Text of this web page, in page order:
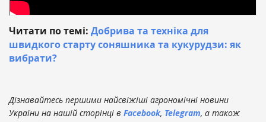
Читати по темі: Добрива та техніка для
швидкого старту соняшника та кукурудзи: як
вибрати?
Дізнавайтесь першими найсвіжіші агрономічні новини
України на нашій сторінці в Facebook, Telegram, а також